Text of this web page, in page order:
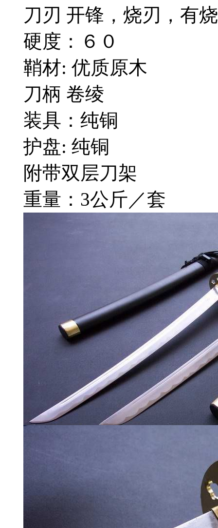
刀刃 开锋，烧刃，有
硬度：６０
鞘材: 优质原木
刀柄 卷绫
装具：纯铜
护盘: 纯铜
附带双层刀架
重量：3公斤／套